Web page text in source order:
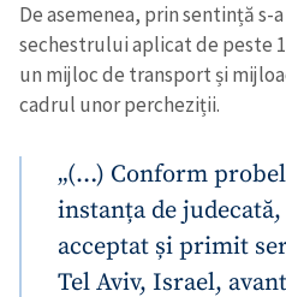
De asemenea, prin sentință s-
sechestrului aplicat de peste
un mijloc de transport și
cadrul unor percheziții.
„(…) Conform
instanța de
acceptat și primit
Tel Aviv, Israel,